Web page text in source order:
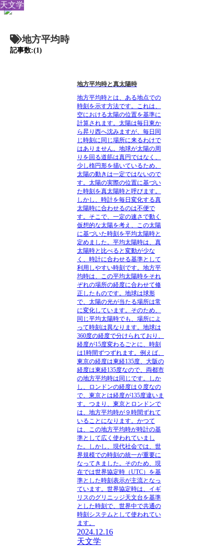
地方平均時
記事数:(1)
天文学
地方平均時と真太陽時
地方平均時とは、ある地点での
時刻を示す方法です。これは、
空における太陽の位置を基準に
計算されます。太陽は毎日東か
ら昇り西へ沈みますが、毎日同
じ時刻に同じ場所に来るわけで
はありません。地球が太陽の周
りを回る道筋は真円ではなく、
少し楕円形を描いているため、
太陽の動きは一定ではないので
す。太陽の実際の位置に基づい
た時刻を真太陽時と呼びます。
しかし、時計を毎日変化する真
太陽時に合わせるのは不便で
す。そこで、一定の速さで動く
仮想的な太陽を考え、この太陽
に基づいた時刻を平均太陽時と
定めました。平均太陽時は、真
太陽時と比べると変動が少な
く、時計に合わせる基準として
利用しやすい時刻です。地方平
均時は、この平均太陽時をそれ
ぞれの場所の経度に合わせて修
正したものです。地球は球形
で、太陽の光が当たる場所は常
に変化しています。そのため、
同じ平均太陽時でも、場所によ
って時刻は異なります。地球は
360度の経度で分けられており、
経度が15度変わるごとに、時刻
は1時間ずつずれます。例えば、
東京の経度は東経135度、大阪の
経度は東経135度なので、両都市
の地方平均時は同じです。しか
し、ロンドンの経度は０度なの
で、東京とは経度が135度違いま
す。つまり、東京とロンドンで
は、地方平均時が９時間ずれて
いることになります。かつて
は、この地方平均時が時計の基
準として広く使われていまし
た。しかし、現代社会では、世
界規模での時刻の統一が重要に
なってきました。そのため、現
在では世界協定時（UTC）を基
準とした時刻表示が主流となっ
ています。世界協定時は、イギ
リスのグリニッジ天文台を基準
とした時刻で、世界中で共通の
時刻システムとして使われてい
ます。
2024.12.16
天文学